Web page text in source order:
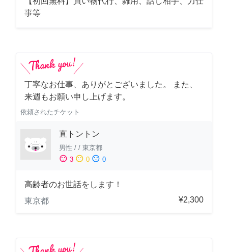
事等
丁寧なお仕事、ありがとございました。 また、
来週もお願い申し上げます。
依頼されたチケット
直トントン
男性 / / 東京都
sentiment_satisfied 3 sentiment_neutral 0 sentiment_dissatisfied 0
高齢者のお世話をします！
東京都
¥2,300